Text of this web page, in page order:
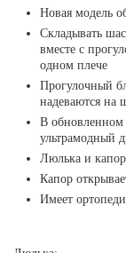
Новая модель
Складывать
вместе с
одном плече
Прогулочный
надеваются на
В обновленном
ультрамодный
Люлька и
Капор
Имеет